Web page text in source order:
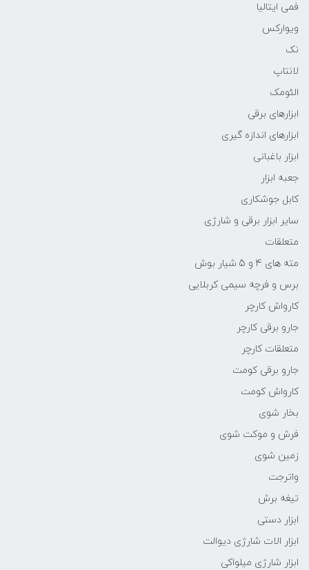
فمی ایتالیا
ویوارکس
نک
لانتاپ
الئومک
ابزارهای برقی
ابزارهای اندازه گیری
ابزار باغبانی
جعبه ابزار
کابل جوشکاری
سایر ابزار برقی و شارژی
متعلقات
مته های 4 و 5 شیار بوش
برس و فرچه سیمی کربلایی
کارواش کارچر
جارو برقی کارچر
متعلقات کارچر
جارو برقی کومت
کارواش کومت
بخار شوی
فرش و موکت شوی
زمین شوی
واترجت
تیغه برش
ابزار دستی
ابزار الات شارژی دیوالت
ابزار شارژی میلواکی